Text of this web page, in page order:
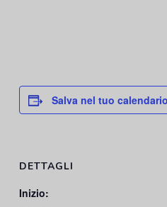
Salva nel tuo calendario
DETTAGLI
Inizio: